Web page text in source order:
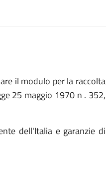
il modulo per la raccolta
25 maggio 1970 n . 352,
dell'Italia e garanzie di